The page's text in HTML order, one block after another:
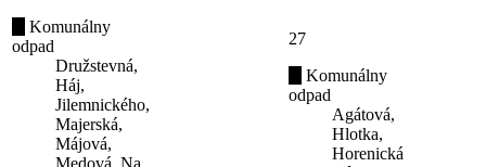
Komunálny
odpad
Družstevná,
Háj,
Jilemnického,
Majerská,
Májová,
Medová, Na
27
Komunálny
odpad
Agátová,
Hlotka,
Horenická